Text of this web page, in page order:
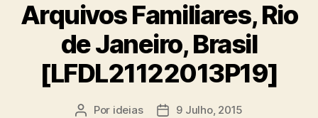
Arquivos Familiares, Rio
de Janeiro, Brasil
[LFDL21122013P19]
Autor
Por ideias
Data9 Julho, 2015